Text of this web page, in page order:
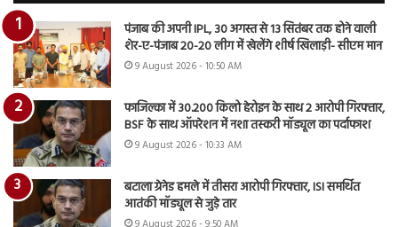
पंजाब की अपनी IPL, 30 अगस्त से 13 सितंबर तक होने वाली
शेर-ए-पंजाब 20-20 लीग में खेलेंगे शीर्ष खिलाड़ी- सीएम मान
9 August 2026 - 10:50 AM
फाजिल्का में 30.200 किलो हेरोइन के साथ 2 आरोपी गिरफ्तार,
BSF के साथ ऑपरेशन में नशा तस्करी मॉड्यूल का पर्दाफाश
9 August 2026 - 10:33 AM
बटाला ग्रेनेड हमले में तीसरा आरोपी गिरफ्तार, ISI समर्थित
आतंकी मॉड्यूल से जुड़े तार